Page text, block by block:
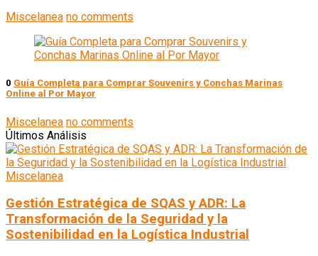
Miscelanea no comments
0 Guía Completa para Comprar Souvenirs y Conchas Marinas
Online al Por Mayor
Miscelanea no comments
Últimos Análisis
Miscelanea
Gestión Estratégica de SQAS y ADR: La
Transformación de la Seguridad y la
Sostenibilidad en la Logística Industrial